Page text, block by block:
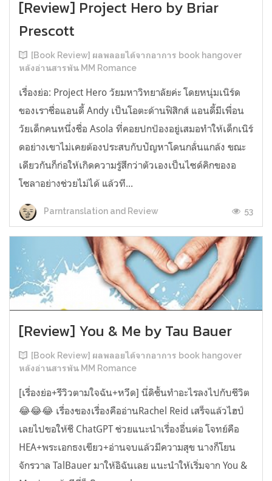
[Review] Project Hero by Briar
Prescott
[Book Review] ผลพลอยได้จากอาการ book hangover
หลังอ่านสารพัน MM Romance
เรื่องย่อ: Project Hero วัยมหาวิทยาลัยค่ะ โดยหนุ่มเนิร์ด
ของเราชื่อแอนดี้ Andy เป็นโอตะด้านฟิสิกส์ แอนดี้มีเพื่อน
วัยเด็กคนหนึ่งชื่อ Asola ที่คอยปกป้องอยู่เสมอทำให้เด็กเนิร์
ดอย่างเขาไม่เคยต้องประสบกับปัญหาโดนกลั่นแกล้ง ขณะ
เดียวกันก็ก่อให้เกิดความรู้สึกว่าตัวเองเป็นไซด์คิกของอ
โซลาอย่างช่วยไม่ได้ แล้วที...
Parntranslation and Review 53
[Review] You & Me by Tau Bauer
[Book Review] ผลพลอยได้จากอาการ book hangover
หลังอ่านสารพัน MM Romance
[เรื่องย่อ+รีวิวตามใจฉัน+หวีด] นี่ดิชั้นทำอะไรลงไปกับชีวิต
😂😂😂 เรื่องของเรื่องคืออ่านRachel Reid เสร็จแล้วไฮป์
เลยไปขอให้ชี ChatGPT ช่วยแนะนำเรื่องอื่นต่อ โจทย์คือ
HEA+พระเอกธงเขียว+อ่านจบแล้วมีความสุข นางก็โยน
จักรวาล TalBauer มาให้อิฉันเลย แนะนำให้เริ่มจาก You &